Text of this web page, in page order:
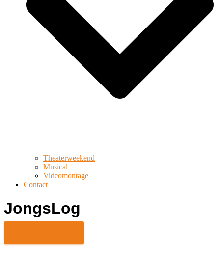
Theaterweekend
Musical
Videomontage
Contact
JongsLog